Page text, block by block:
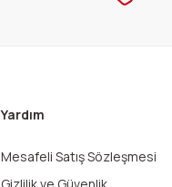
Yardım
Mesafeli Satış Sözleşmesi